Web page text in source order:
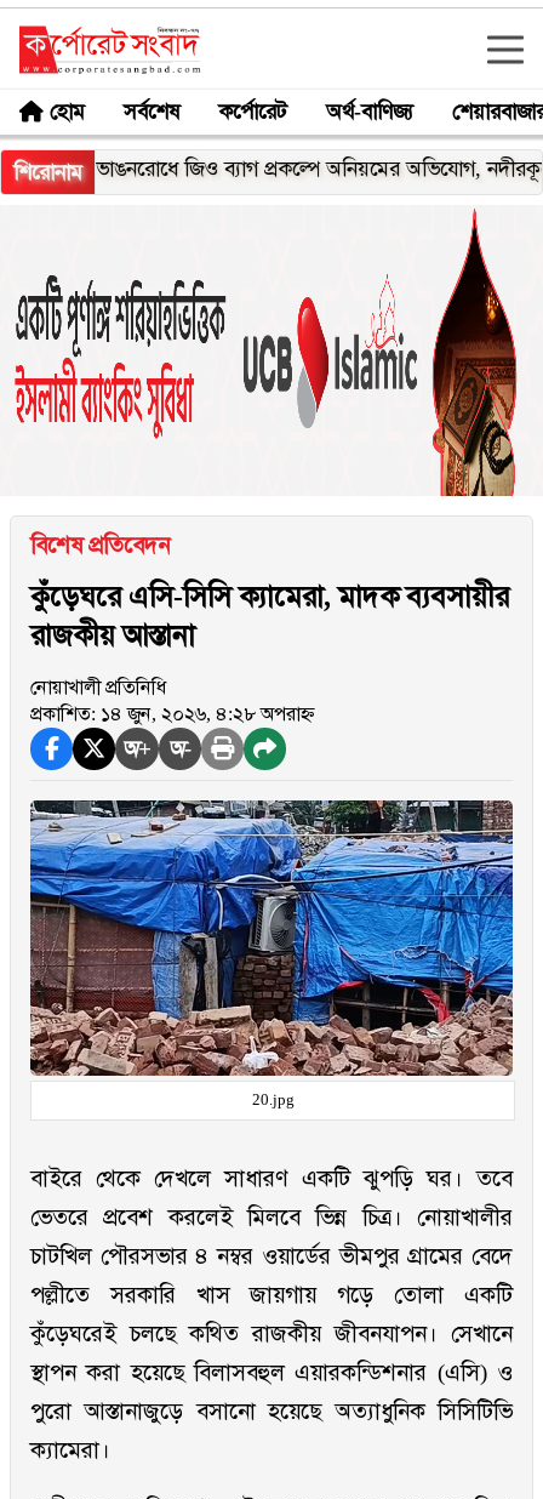
হোম সর্বশেষ কর্পোরেট অর্থ-বাণিজ্য
শিরোনাম
ভাঙনরোধে জিও ব্যাগ প্রকল্পে অনিয়মের অভিযোগ, নদীরকূলে
বিশেষ প্রতিবেদন
কুঁড়েঘরে এসি-সিসি ক্যামেরা, মাদক ব্যবসায়ীর
রাজকীয় আস্তানা
নোয়াখালী প্রতিনিধি
প্রকাশিত: ১৪ জুন, ২০২৬, ৪:২৮ অপরাহ্ন
অ+ অ-
20.jpg
বাইরে থেকে দেখলে সাধারণ একটি ঝুপড়ি ঘর। তবে
ভেতরে প্রবেশ করলেই মিলবে ভিন্ন চিত্র। নোয়াখালীর
চাটখিল পৌরসভার ৪ নম্বর ওয়ার্ডের ভীমপুর গ্রামের বেদে
পল্লীতে সরকারি খাস জায়গায় গড়ে তোলা একটি
কুঁড়েঘরেই চলছে কথিত রাজকীয় জীবনযাপন। সেখানে
স্থাপন করা হয়েছে বিলাসবহুল এয়ারকন্ডিশনার (এসি) ও
পুরো আস্তানাজুড়ে বসানো হয়েছে অত্যাধুনিক সিসিটিভি
ক্যামেরা।